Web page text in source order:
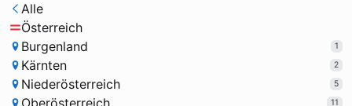
Alle
Österreich
Burgenland
1
Kärnten 2
Niederösterreich 5
11